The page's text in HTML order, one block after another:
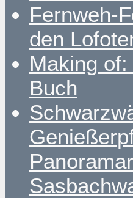
Fernweh-
den
Making
Buch